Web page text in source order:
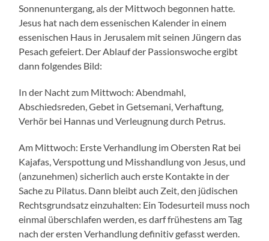
Sonnenuntergang, als der Mittwoch begonnen hatte.
Jesus hat nach dem essenischen Kalender in einem
essenischen Haus in Jerusalem mit seinen Jüngern das
Pesach gefeiert. Der Ablauf der Passionswoche ergibt
dann folgendes Bild:
In der Nacht zum Mittwoch: Abendmahl,
Abschiedsreden, Gebet in Getsemani, Verhaftung,
Verhör bei Hannas und Verleugnung durch Petrus.
Am Mittwoch: Erste Verhandlung im Obersten Rat bei
Kajafas, Verspottung und Misshandlung von Jesus, und
(anzunehmen) sicherlich auch erste Kontakte in der
Sache zu Pilatus. Dann bleibt auch Zeit, den jüdischen
Rechtsgrundsatz einzuhalten: Ein Todesurteil muss noch
einmal überschlafen werden, es darf frühestens am Tag
nach der ersten Verhandlung definitiv gefasst werden.